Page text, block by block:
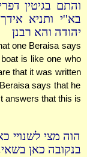
והתם בגיטין
בא''י ותניא
יהודה והא רבנן
one Beraisa says
is like one who
that it was written
says that he
answers that this is
הוה מצי
בנקובה כאן